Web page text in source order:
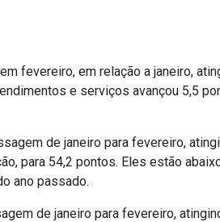
fevereiro, em relação a janeiro,
e serviços avançou 5,5
de janeiro para fevereiro,
para 54,2 pontos. Eles estão
ano passado.
de janeiro para fevereiro,